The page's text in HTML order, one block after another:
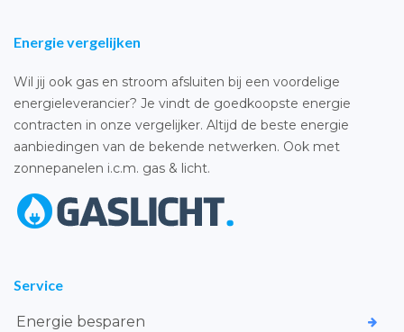
Energie vergelijken
Wil jij ook gas en stroom afsluiten bij een voordelige
energieleverancier? Je vindt de goedkoopste energie
contracten in onze vergelijker. Altijd de beste energie
aanbiedingen van de bekende netwerken. Ook met
zonnepanelen i.c.m. gas & licht.
Service
Energie besparen